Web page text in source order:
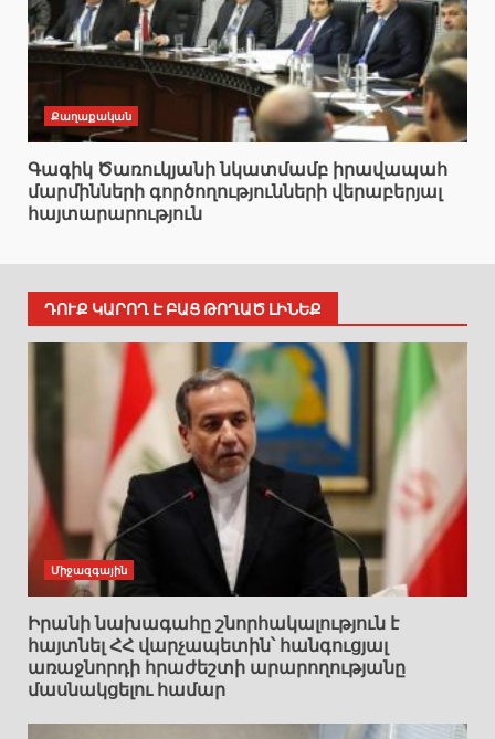
Քաղաքական
Գագիկ Ծառուկյանի նկատմամբ իրավապահ
մարմինների գործողությունների վերաբերյալ
հայտարարություն
ԴՈՒՔ ԿԱՐՈՂ Է ԲԱՑ ԹՈՂԱԾ ԼԻՆԵՔ
Միջազգային
Իրանի նախագահը շնորհակալություն է
հայտնել ՀՀ վարչապետին՝ հանգուցյալ
առաջնորդի հրաժեշտի արարողությանը
մասնակցելու համար